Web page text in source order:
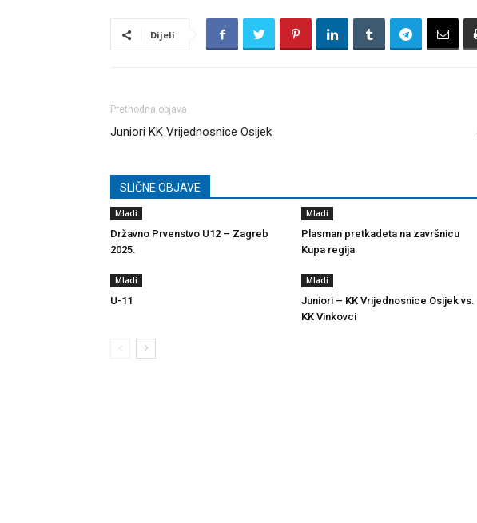
Dijeli
Prethodna objava
Juniori KK Vrijednosnice Osijek
SLIČNE OBJAVE
Mladi
Državno Prvenstvo U12 – Zagreb
2025.
Mladi
Plasman pretkadeta na završnicu
Kupa regija
Mladi
U-11
Mladi
Juniori – KK Vrijednosnice Osijek vs.
KK Vinkovci